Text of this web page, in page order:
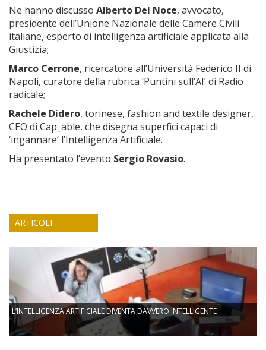
Ne hanno discusso Alberto Del Noce, avvocato,
presidente dell’Unione Nazionale delle Camere Civili
italiane, esperto di intelligenza artificiale applicata alla
Giustizia;
Marco Cerrone, ricercatore all’Università Federico II di
Napoli, curatore della rubrica ‘Puntini sull’AI’ di Radio
radicale;
Rachele Didero, torinese, fashion and textile designer,
CEO di Cap_able, che disegna superfici capaci di
‘ingannare’ l’Intelligenza Artificiale.
Ha presentato l’evento Sergio Rovasio.
ARTICOLI
L’INTELLIGENZA ARTIFICIALE DIVENTA DAVVERO INTELLIGENTE